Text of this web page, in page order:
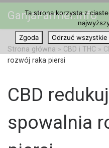
Przejdź do treści
GanjaFarmer.info
Strona główna » CBD i THC »
rozwój raka piersi
CBD
spowalnia
Ta strona korzysta z
Zgoda
Odrzuć